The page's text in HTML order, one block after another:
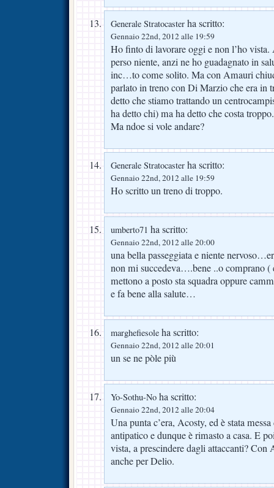
Generale Stratocaster ha scritto:
Gennaio 22nd, 2012 alle 19:59
Ho finto di lavorare oggi e non l’ho
perso niente, anzi ne ho guadagnato in
inc…to come solito. Ma con Amauri
parlato in treno con Di Marzio che era
detto che stiamo trattando un
ha detto chi) ma ha detto che costa
Ma ndoe si vole andare?
Generale Stratocaster ha scritto:
Gennaio 22nd, 2012 alle 19:59
Ho scritto un treno di troppo.
umberto71 ha scritto:
Gennaio 22nd, 2012 alle 20:00
una bella passeggiata e niente
non mi succedeva….bene ..o comprano
mettono a posto sta squadra oppure
e fa bene alla salute…
marghefiesole ha scritto:
Gennaio 22nd, 2012 alle 20:01
un se ne pòle più
Yo-Sothu-No ha scritto:
Gennaio 22nd, 2012 alle 20:04
Una punta c’era, Acosty, ed è stata
antipatico e dunque è rimasto a casa. E
vista, a prescindere dagli attaccanti?
anche per Delio.